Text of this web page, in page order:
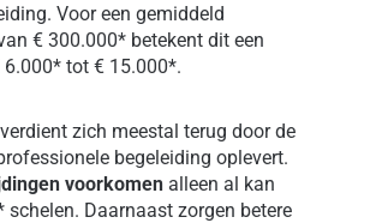
Voor een gemiddeld
€ 300.000* betekent dit een
tot € 15.000*.
zich meestal terug door de
begeleiding oplevert.
voorkomen alleen al kan
schelen. Daarnaast zorgen betere